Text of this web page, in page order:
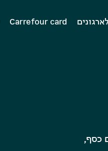
Carrefour card